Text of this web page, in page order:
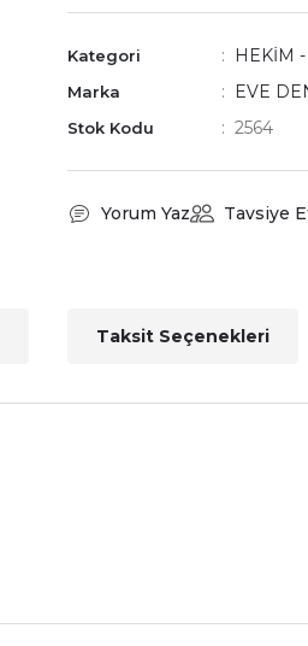
Kategori HEKİM
Marka EVE
Stok Kodu 2564
Yorum Yaz Tavsiye
Taksit Seçenekleri